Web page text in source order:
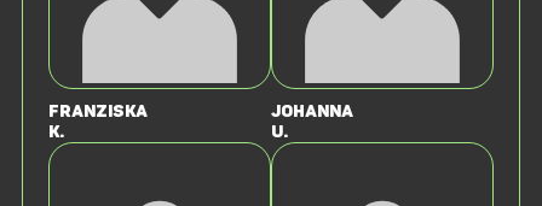
Franziska
K.
Johanna
U.